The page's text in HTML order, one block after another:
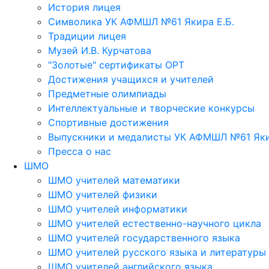
История лицея
Символика УК АФМШЛ №61 Якира Е.Б.
Традиции лицея
Музей И.В. Курчатова
"Золотые" сертификаты ОРТ
Достижения учащихся и учителей
Предметные олимпиады
Интеллектуальные и творческие конкурсы
Спортивные достижения
Выпускники и медалисты УК АФМШЛ №61
Пресса о нас
ШМО
ШМО учителей математики
ШМО учителей физики
ШМО учителей информатики
ШМО учителей естественно-научного цикла
ШМО учителей государственного языка
ШМО учителей русского языка и литературы
ШМО учителей английского языка